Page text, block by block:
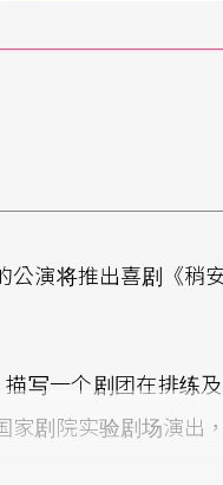
公演将推出喜剧《稍
描写一个剧团在排练
家剧院实验剧场演出